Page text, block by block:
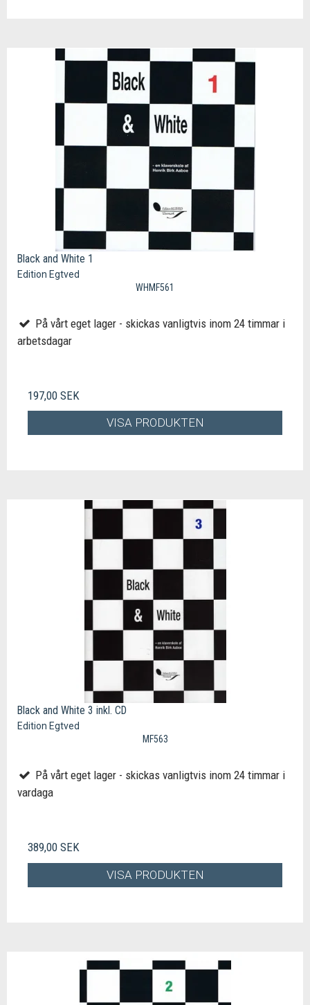
Black and White 1
Edition Egtved
WHMF561
På vårt eget lager - skickas vanligtvis inom 24 timmar i
arbetsdagar
197,00 SEK
VISA PRODUKTEN
Black and White 3 inkl. CD
Edition Egtved
MF563
På vårt eget lager - skickas vanligtvis inom 24 timmar i
vardaga
389,00 SEK
VISA PRODUKTEN